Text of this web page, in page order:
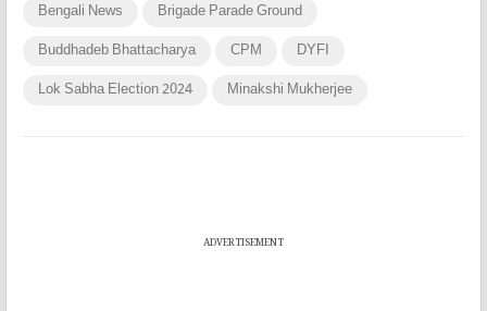
Bengali News Brigade Parade Ground
Buddhadeb Bhattacharya CPM DYFI
Lok Sabha Election 2024 Minakshi Mukherjee
ADVERTISEMENT